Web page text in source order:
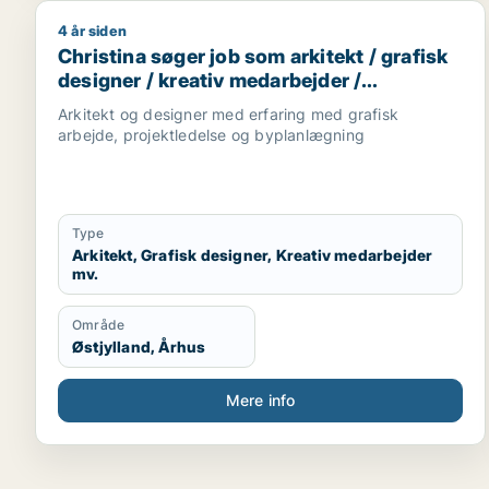
Christina søger job som arkitekt / grafisk
4 år siden
Christina søger job som arkitekt / grafisk
designer / kreativ medarbejder /
projektleder / teknisk designer
Arkitekt og designer med erfaring med grafisk
arbejde, projektledelse og byplanlægning
Type
Arkitekt, Grafisk designer, Kreativ medarbejder
mv.
Område
Østjylland, Århus
Mere info